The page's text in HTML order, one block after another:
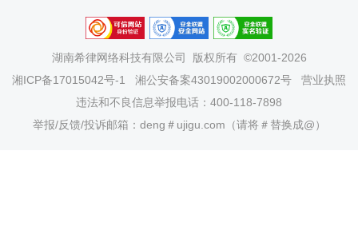
湖南希律网络科技有限公司
版权所有 ©2001-2026
湘ICP备17015042号-1
湘公安备案43019002000672号
营业执照
违法和不良信息举报电话：400-118-7898
举报/反馈/投诉邮箱：deng＃ujigu.com（请将＃替换成@）